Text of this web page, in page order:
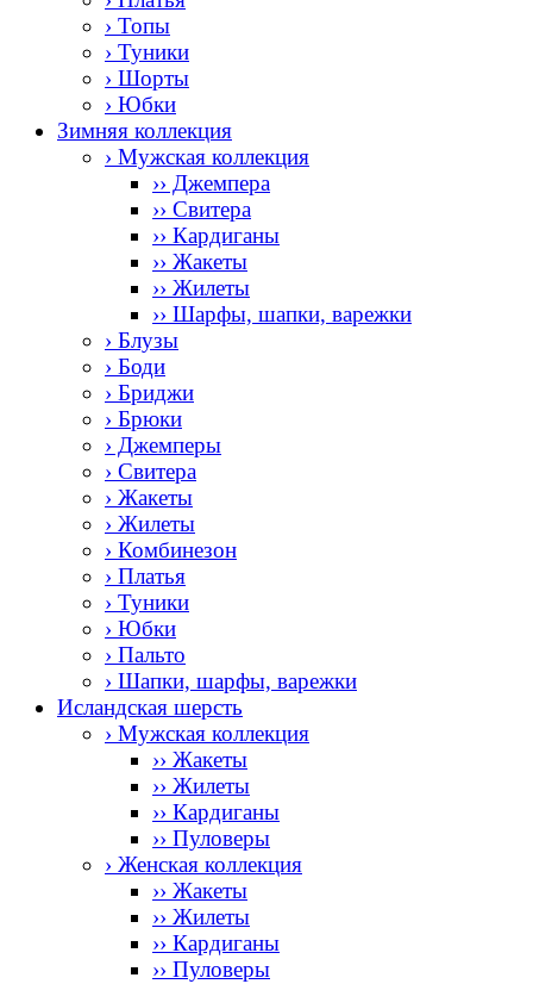
› Топы
› Туники
› Шорты
› Юбки
Зимняя коллекция
› Мужская коллекция
›› Джемпера
›› Свитера
›› Кардиганы
›› Жакеты
›› Жилеты
›› Шарфы, шапки, варежки
› Блузы
› Боди
› Бриджи
› Брюки
› Джемперы
› Свитера
› Жакеты
› Жилеты
› Комбинезон
› Платья
› Туники
› Юбки
› Пальто
› Шапки, шарфы, варежки
Исландская шерсть
› Мужская коллекция
›› Жакеты
›› Жилеты
›› Кардиганы
›› Пуловеры
› Женская коллекция
›› Жакеты
›› Жилеты
›› Кардиганы
›› Пуловеры